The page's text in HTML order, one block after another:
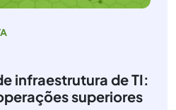
infraestrutura de TI:
superiores